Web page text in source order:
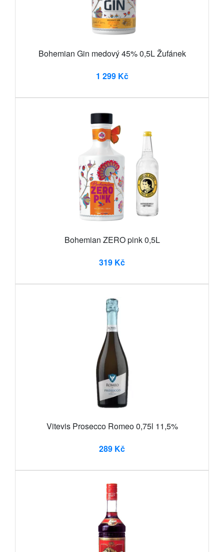
Bohemian Gin medový 45% 0,5L Žufánek
1 299 Kč
Bohemian ZERO pink 0,5L
319 Kč
Vitevis Prosecco Romeo 0,75l 11,5%
289 Kč